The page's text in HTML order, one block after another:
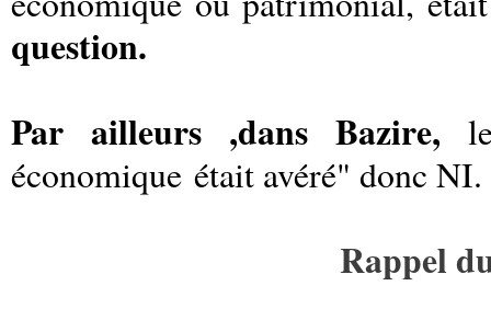
question.
Par ailleurs ,dans Bazire,
économique était avéré" donc NI.
Rappel